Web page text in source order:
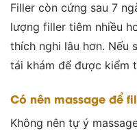
Filler còn cứng sau 7
lượng filler tiêm nhiều
thích nghi lâu hơn. Nếu
tái khám để được kiểm
Có nên massage để
Không nên tự ý